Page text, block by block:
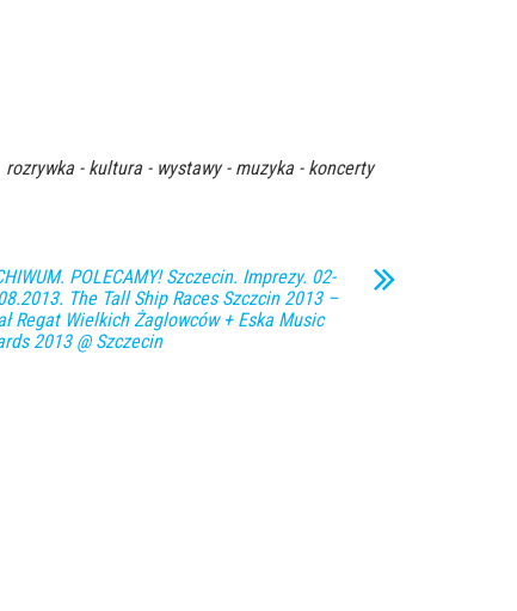
rozrywka - kultura - wystawy - muzyka - koncerty
POLECAMY! Szczecin. Imprezy. 02-
The Tall Ship Races Szczcin 2013 –
Regat Wielkich Żaglowców + Eska Music
2013 @ Szczecin